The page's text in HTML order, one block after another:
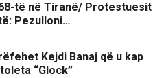
të në Tiranë/ Protestuesit
Pezulloni…
Kejdi Banaj që u kap
“Glock”